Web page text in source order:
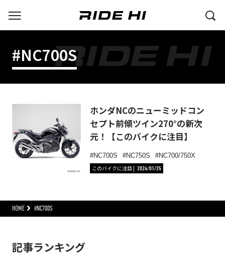
#NC700S
ホンダNCのニューミッドコン
セプト前傾ツイン270°の新次
元！【このバイクに注目】
NC700S NC750S
NC700/750X
このバイクに注目
2024/01/25
HOME #NC700S
記事ランキング